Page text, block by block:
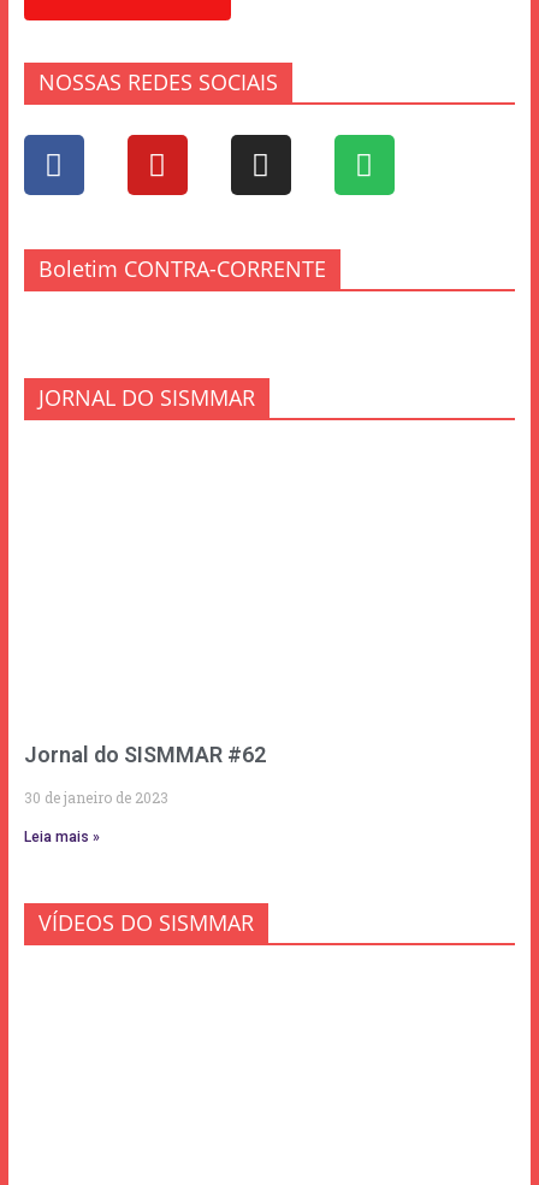
NOSSAS REDES SOCIAIS
Boletim CONTRA-CORRENTE
JORNAL DO SISMMAR
Jornal do SISMMAR #62
30 de janeiro de 2023
Leia mais »
VÍDEOS DO SISMMAR